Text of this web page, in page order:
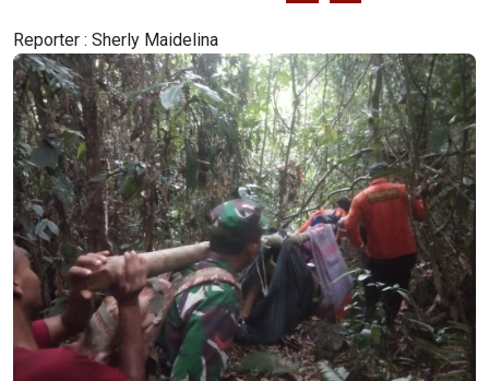
Reporter : Sherly Maidelina